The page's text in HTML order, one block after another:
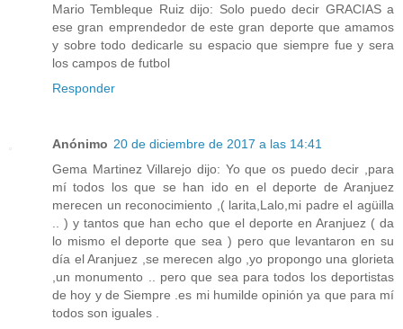
Mario Tembleque Ruiz dijo: Solo puedo decir GRACIAS a
ese gran emprendedor de este gran deporte que amamos
y sobre todo dedicarle su espacio que siempre fue y sera
los campos de futbol
Responder
Anónimo 20 de diciembre de 2017 a las 14:41
Gema Martinez Villarejo dijo: Yo que os puedo decir ,para
mí todos los que se han ido en el deporte de Aranjuez
merecen un reconocimiento ,( larita,Lalo,mi padre el agüilla
.. ) y tantos que han echo que el deporte en Aranjuez ( da
lo mismo el deporte que sea ) pero que levantaron en su
día el Aranjuez ,se merecen algo ,yo propongo una glorieta
,un monumento .. pero que sea para todos los deportistas
de hoy y de Siempre .es mi humilde opinión ya que para mí
todos son iguales .